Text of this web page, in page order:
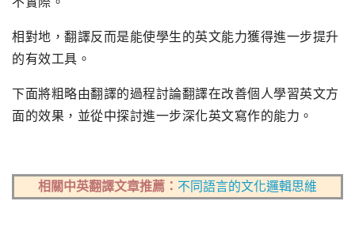
相對地，翻譯反而是能使學生的英文能力獲得進一步提升
的有效工具。
下面將粗略由翻譯的過程討論翻譯在改善個人學習英文方
面的效果，並從中探討進一步深化英文寫作的能力。
相關中英翻譯文章推薦： 不同語言的文化邏輯思維